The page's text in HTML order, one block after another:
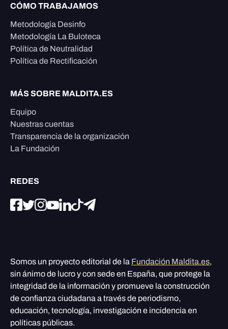
CÓMO TRABAJAMOS
Metodología Desinfo
Metodología La Buloteca
Política de Neutralidad
Política de Rectificación
MÁS SOBRE MALDITA.ES
Equipo
Nuestras cuentas
Transparencia de la organización
La Fundación
REDES
Somos un proyecto editorial de la Fundación Maldita.es,
sin ánimo de lucro y con sede en España, que protege la
integridad de la información y promueve la construcción
de confianza ciudadana a través de periodismo,
educación, tecnología, investigación e incidencia en
políticas públicas.